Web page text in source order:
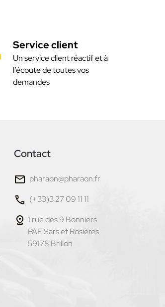
Service client
Un service client réactif et à
l’écoute de toutes vos
demandes
Contact
pharaon@pharaon.fr
(+33)3 27 09 11 11
1 rue des 9 Bonniers
PAE Sars et Rosières
59178 Brillon